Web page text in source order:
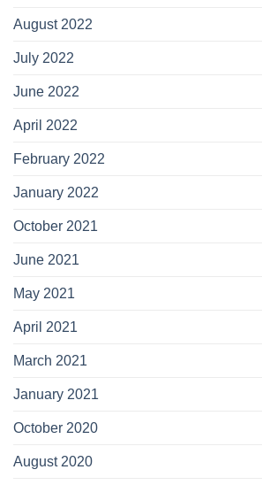
August 2022
July 2022
June 2022
April 2022
February 2022
January 2022
October 2021
June 2021
May 2021
April 2021
March 2021
January 2021
October 2020
August 2020